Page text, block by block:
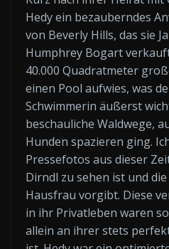
Hedy ein bezauberndes
von Beverly Hills, das sie
Humphrey Bogart
40.000 Quadratmeter
einen Pool aufwies, was
Schwimmerin äußerst
beschauliche Waldwege,
Hunden spazieren ging.
Pressefotos aus dieser
Dirndl zu sehen ist und
Hausfrau vorgibt. Diese
in ihr Privatleben waren
allein an ihrer stets